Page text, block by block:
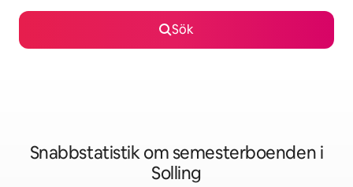
Sök
Snabbstatistik om semesterboenden i
Solling